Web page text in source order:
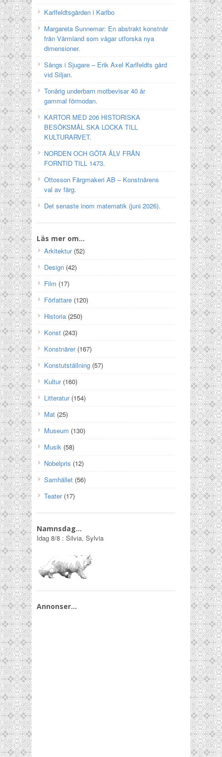
Karlfeldtsgården i Karlbo
Margareta Sunnemar: En abstrakt konstnär
från Värmland som vågar utforska nya
dimensioner.
Sångs i Sjugare – Erik Axel Karlfeldts gård
vid Siljan.
Tonårig underbarn motbevisar 40 år
gammal förmodan.
KARTOR MED 206 HISTORISKA
BESÖKSMÅL SKA LOCKA TILL
KULTURARVET.
NORDEN OCH GÖTA ÄLV FRÅN
FORNTID TILL 1473.
Ottosson Färgmakeri AB – Konstnärens
val av färg.
Det senaste inom matematik (juni 2026).
Läs mer om…
Arkitektur(52)
Design (42)
Film (17)
Författare (120)
Historia (250)
Konst (243)
Konstnärer(167)
Konstutställning (57)
Kultur(160)
Litteratur(154)
Mat (25)
Museum (130)
Musik (58)
Nobelpris (12)
Samhället (56)
Teater(17)
Namnsdag…
Idag 8/8 : Silvia, Sylvia
Annonser…